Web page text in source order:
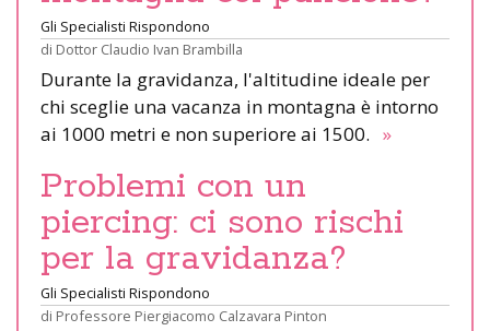
Gli Specialisti Rispondono
di Dottor Claudio Ivan Brambilla
Durante la gravidanza, l'altitudine ideale per
chi sceglie una vacanza in montagna è intorno
ai 1000 metri e non superiore ai 1500. »
Problemi con un
piercing: ci sono rischi
per la gravidanza?
Gli Specialisti Rispondono
di Professore Piergiacomo Calzavara Pinton